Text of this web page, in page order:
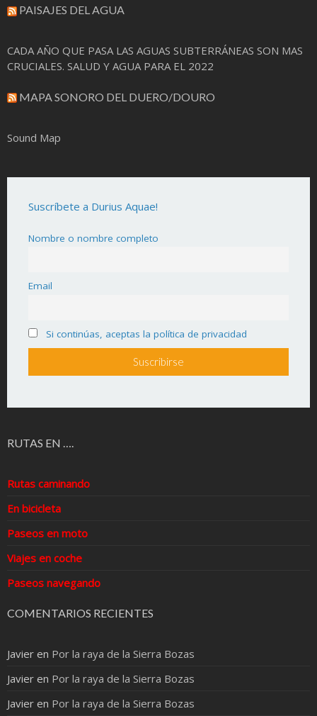
PAISAJES DEL AGUA
CADA AÑO QUE PASA LAS AGUAS SUBTERRÁNEAS SON MAS
CRUCIALES. SALUD Y AGUA PARA EL 2022
MAPA SONORO DEL DUERO/DOURO
Sound Map
Suscríbete a Durius Aquae!
Nombre o nombre completo
Email
Si continúas, aceptas la política de privacidad
RUTAS EN ….
Rutas caminando
En bicicleta
Paseos en moto
Viajes en coche
Paseos navegando
COMENTARIOS RECIENTES
Javier en Por la raya de la Sierra Bozas
Javier en Por la raya de la Sierra Bozas
Javier en Por la raya de la Sierra Bozas